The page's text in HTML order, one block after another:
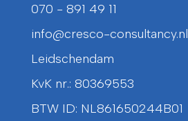
070 - 891 49 11
info@cresco-consultancy.nl
Leidschendam
KvK nr.: 80369553
BTW ID: NL861650244B01